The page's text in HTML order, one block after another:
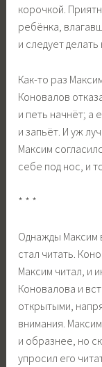
корочкой.
ребёнка,
и следует
Как-то раз
Коновалов
и петь начнёт; а
и запьёт. И уж
Максим
себе под нос, и
* * *
Однажды Максим
стал читать.
Максим читал, и
Коновалова и
открытыми,
внимания.
и образнее, но
упросил его